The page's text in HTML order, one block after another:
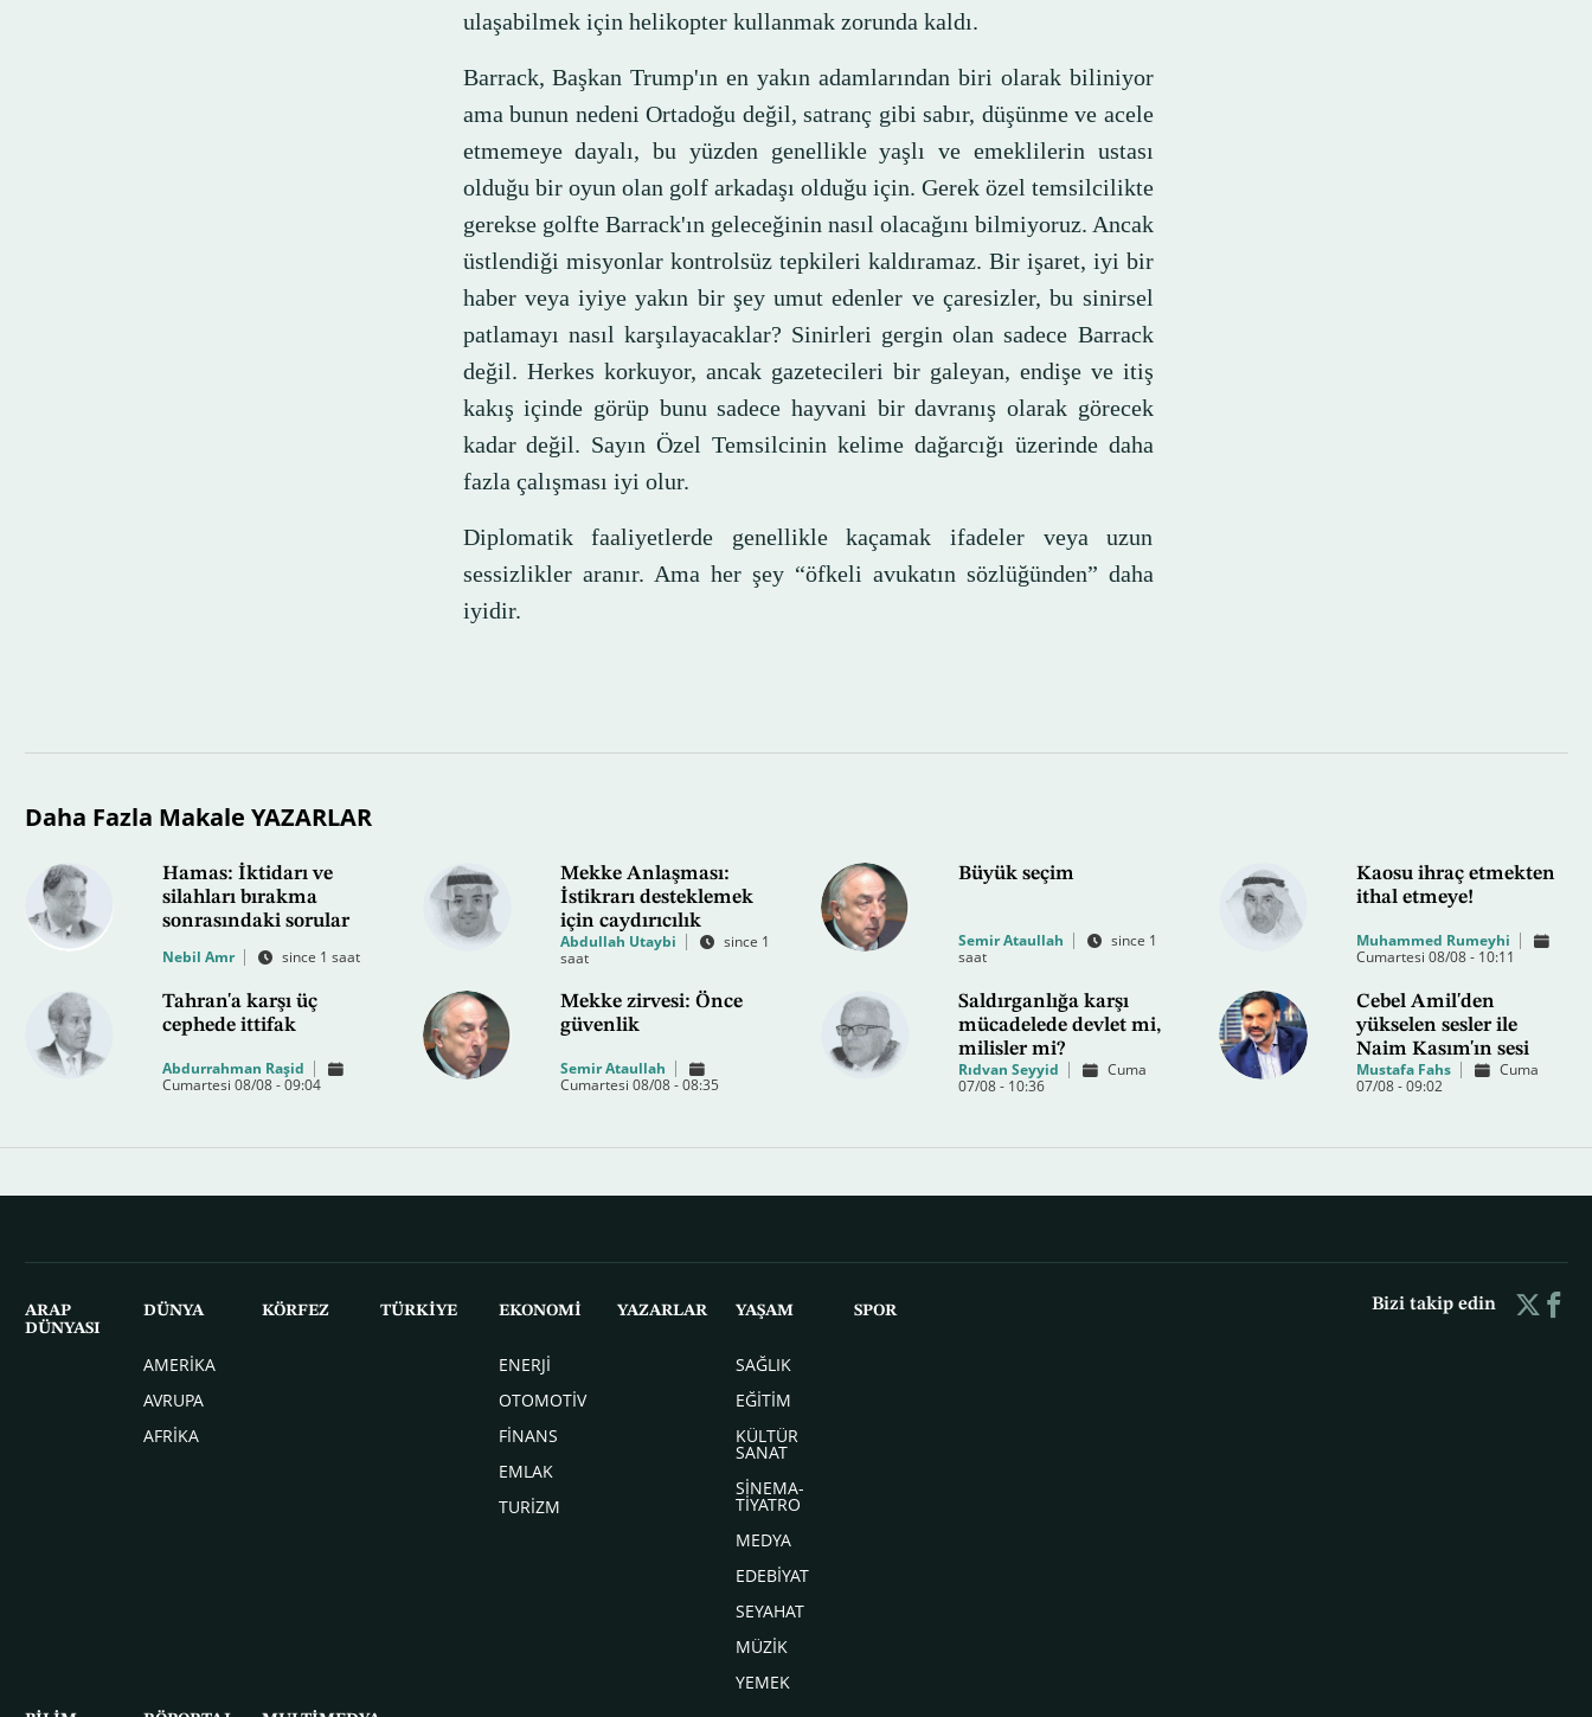
ulaşabilmek için helikopter kullanmak zorunda kaldı.
Barrack, Başkan Trump'ın en yakın adamlarından biri olarak biliniyor
ama bunun nedeni Ortadoğu değil, satranç gibi sabır, düşünme ve acele
etmemeye dayalı, bu yüzden genellikle yaşlı ve emeklilerin ustası
olduğu bir oyun olan golf arkadaşı olduğu için. Gerek özel temsilcilikte
gerekse golfte Barrack'ın geleceğinin nasıl olacağını bilmiyoruz. Ancak
üstlendiği misyonlar kontrolsüz tepkileri kaldıramaz. Bir işaret, iyi bir
haber veya iyiye yakın bir şey umut edenler ve çaresizler, bu sinirsel
patlamayı nasıl karşılayacaklar? Sinirleri gergin olan sadece Barrack
değil. Herkes korkuyor, ancak gazetecileri bir galeyan, endişe ve itiş
kakış içinde görüp bunu sadece hayvani bir davranış olarak görecek
kadar değil. Sayın Özel Temsilcinin kelime dağarcığı üzerinde daha
fazla çalışması iyi olur.
Diplomatik faaliyetlerde genellikle kaçamak ifadeler veya uzun
sessizlikler aranır. Ama her şey “öfkeli avukatın sözlüğünden” daha
iyidir.
Daha Fazla Makale YAZARLAR
Hamas: İktidarı ve
silahları bırakma
sonrasındaki sorular
Nebil Amr
since 1 saat
Mekke Anlaşması:
İstikrarı desteklemek
için caydırıcılık
Abdullah Utaybi
since 1
saat
Büyük seçim
Semir Ataullah
since 1
saat
Kaosu ihraç etmekten
ithal etmeye!
Muhammed Rumeyhi
Cumartesi 08/08 - 10:11
Tahran'a karşı üç
cephede ittifak
Abdurrahman Raşid
Cumartesi 08/08 - 09:04
Mekke zirvesi: Önce
güvenlik
Semir Ataullah
Cumartesi 08/08 - 08:35
Saldırganlığa karşı
mücadelede devlet mi,
milisler mi?
Rıdvan Seyyid
Cuma
07/08 - 10:36
Cebel Amil'den
yükselen sesler ile
Naim Kasım'ın sesi
Mustafa Fahs
Cuma
07/08 - 09:02
ARAP
DÜNYASI
DÜNYA
AMERİKA
AVRUPA
AFRİKA
KÖRFEZ TÜRKİYE EKONOMİ
ENERJİ
OTOMOTİV
FİNANS
EMLAK
TURİZM
YAZARLAR YAŞAM
SAĞLIK
EĞİTİM
KÜLTÜR
SANAT
SİNEMA-
TİYATRO
MEDYA
EDEBİYAT
SEYAHAT
MÜZİK
YEMEK
SPOR Bizi takip edin